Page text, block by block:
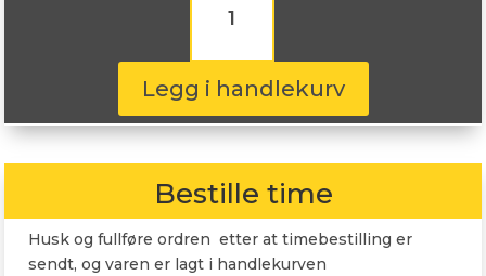
PremiumContact
245/50R18
100Y
antall
Legg i handlekurv
Bestille time
Husk og fullføre ordren etter at timebestilling er
sendt, og varen er lagt i handlekurven